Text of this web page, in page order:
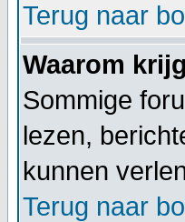
Terug naar
Waarom
Sommige
lezen,
kunnen
Terug naar